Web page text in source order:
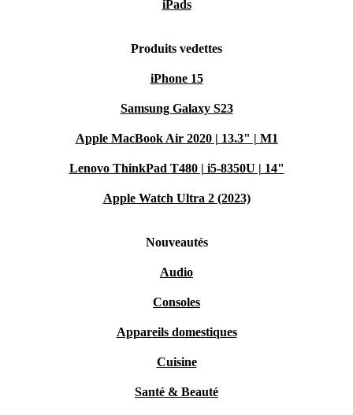
iPads
Produits vedettes
iPhone 15
Samsung Galaxy S23
Apple MacBook Air 2020 | 13.3" | M1
Lenovo ThinkPad T480 | i5-8350U | 14"
Apple Watch Ultra 2 (2023)
Nouveautés
Audio
Consoles
Appareils domestiques
Cuisine
Santé & Beauté